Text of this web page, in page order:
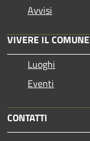
Avvisi
VIVERE IL COMUNE
Luoghi
Eventi
CONTATTI